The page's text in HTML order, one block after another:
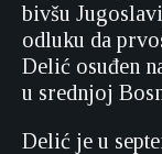
bivšu
odluku da
Delić osuđen
u srednjoj
Delić je u